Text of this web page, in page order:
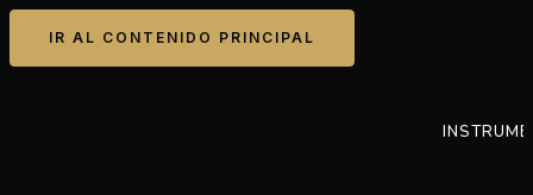
IR AL CONTENIDO PRINCIPAL